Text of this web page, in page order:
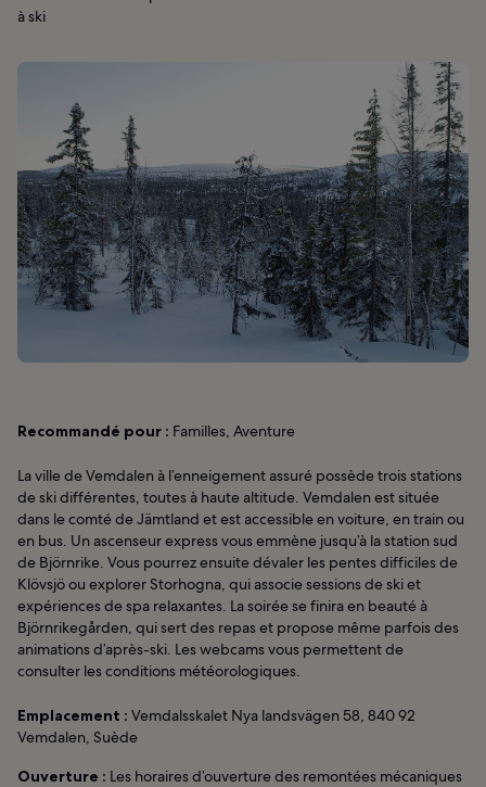
à ski
Recommandé pour : Familles, Aventure
La ville de Vemdalen à l’enneigement assuré possède trois stations
de ski différentes, toutes à haute altitude. Vemdalen est située
dans le comté de Jämtland et est accessible en voiture, en train ou
en bus. Un ascenseur express vous emmène jusqu’à la station sud
de Björnrike. Vous pourrez ensuite dévaler les pentes difficiles de
Klövsjö ou explorer Storhogna, qui associe sessions de ski et
expériences de spa relaxantes. La soirée se finira en beauté à
Björnrikegården, qui sert des repas et propose même parfois des
animations d’après-ski. Les webcams vous permettent de
consulter les conditions météorologiques.
Emplacement : Vemdalsskalet Nya landsvägen 58, 840 92
Vemdalen, Suède
Ouverture : Les horaires d’ouverture des remontées mécaniques